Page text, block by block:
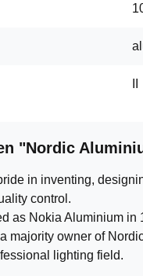
"Nordic
in inventing,
control.
as Nokia Aluminium
majority owner of
lighting field.